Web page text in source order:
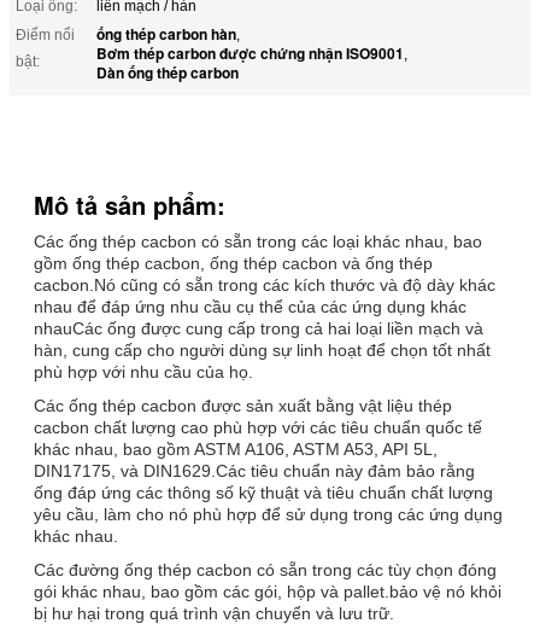
Loại ống:
liền mạch / hàn
Điểm nổi
bật:
ống thép carbon hàn,
Bơm thép carbon được chứng nhận ISO9001 ,
Dàn ống thép carbon
Mô tả sản phẩm:
Các ống thép cacbon có sẵn trong các loại khác nhau, bao
gồm ống thép cacbon, ống thép cacbon và ống thép
cacbon.Nó cũng có sẵn trong các kích thước và độ dày khác
nhau để đáp ứng nhu cầu cụ thể của các ứng dụng khác
nhauCác ống được cung cấp trong cả hai loại liền mạch và
hàn, cung cấp cho người dùng sự linh hoạt để chọn tốt nhất
phù hợp với nhu cầu của họ.
Các ống thép cacbon được sản xuất bằng vật liệu thép
cacbon chất lượng cao phù hợp với các tiêu chuẩn quốc tế
khác nhau, bao gồm ASTM A106, ASTM A53, API 5L,
DIN17175, và DIN1629.Các tiêu chuẩn này đảm bảo rằng
ống đáp ứng các thông số kỹ thuật và tiêu chuẩn chất lượng
yêu cầu, làm cho nó phù hợp để sử dụng trong các ứng dụng
khác nhau.
Các đường ống thép cacbon có sẵn trong các tùy chọn đóng
gói khác nhau, bao gồm các gói, hộp và pallet.bảo vệ nó khỏi
bị hư hại trong quá trình vận chuyển và lưu trữ.